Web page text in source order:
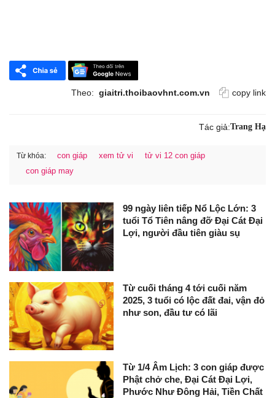
Theo: giaitri.thoibaovhnt.com.vn copy link
Tác giả:Trang Hạ
Từ khóa: con giáp xem tử vi
tử vi 12 con giáp
con giáp may
99 ngày liên tiếp Nổ Lộc Lớn: 3
tuổi Tổ Tiên nâng đỡ Đại Cát Đại
Lợi, người đầu tiên giàu sụ
Từ cuối tháng 4 tới cuối năm
2025, 3 tuổi có lộc đất đai, vận đỏ
như son, đầu tư có lãi
Từ 1/4 Âm Lịch: 3 con giáp được
Phật chở che, Đại Cát Đại Lợi,
Phước Như Đông Hải, Tiền Chất